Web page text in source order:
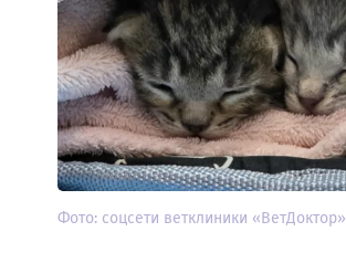
Фото: соцсети ветклиники «ВетДоктор»